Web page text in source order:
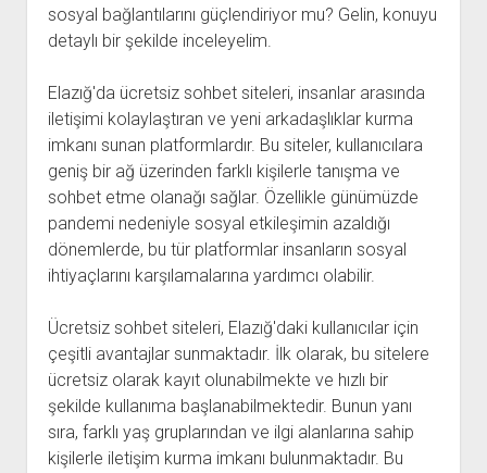
sosyal bağlantılarını güçlendiriyor mu? Gelin, konuyu
detaylı bir şekilde inceleyelim.
Elazığ'da ücretsiz sohbet siteleri, insanlar arasında
iletişimi kolaylaştıran ve yeni arkadaşlıklar kurma
imkanı sunan platformlardır. Bu siteler, kullanıcılara
geniş bir ağ üzerinden farklı kişilerle tanışma ve
sohbet etme olanağı sağlar. Özellikle günümüzde
pandemi nedeniyle sosyal etkileşimin azaldığı
dönemlerde, bu tür platformlar insanların sosyal
ihtiyaçlarını karşılamalarına yardımcı olabilir.
Ücretsiz sohbet siteleri, Elazığ'daki kullanıcılar için
çeşitli avantajlar sunmaktadır. İlk olarak, bu sitelere
ücretsiz olarak kayıt olunabilmekte ve hızlı bir
şekilde kullanıma başlanabilmektedir. Bunun yanı
sıra, farklı yaş gruplarından ve ilgi alanlarına sahip
kişilerle iletişim kurma imkanı bulunmaktadır. Bu